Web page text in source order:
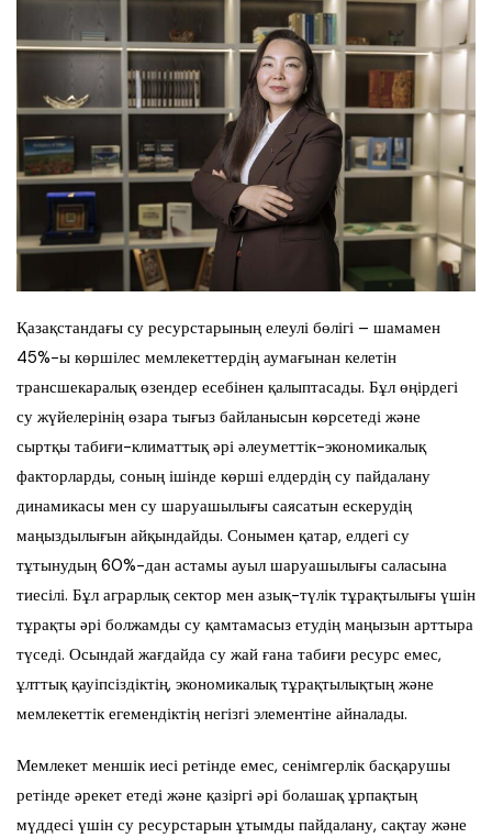
Қазақстандағы су ресурстарының елеулі бөлігі – шамамен
45%-ы көршілес мемлекеттердің аумағынан келетін
трансшекаралық өзендер есебінен қалыптасады. Бұл өңірдегі
су жүйелерінің өзара тығыз байланысын көрсетеді және
сыртқы табиғи-климаттық әрі әлеуметтік-экономикалық
факторларды, соның ішінде көрші елдердің су пайдалану
динамикасы мен су шаруашылығы саясатын ескерудің
маңыздылығын айқындайды. Сонымен қатар, елдегі су
тұтынудың 60%-дан астамы ауыл шаруашылығы саласына
тиесілі. Бұл аграрлық сектор мен азық-түлік тұрақтылығы үшін
тұрақты әрі болжамды су қамтамасыз етудің маңызын арттыра
түседі. Осындай жағдайда су жай ғана табиғи ресурс емес,
ұлттық қауіпсіздіктің, экономикалық тұрақтылықтың және
мемлекеттік егемендіктің негізгі элементіне айналады.
Мемлекет меншік иесі ретінде емес, сенімгерлік басқарушы
ретінде әрекет етеді және қазіргі әрі болашақ ұрпақтың
мүддесі үшін су ресурстарын ұтымды пайдалану, сақтау және